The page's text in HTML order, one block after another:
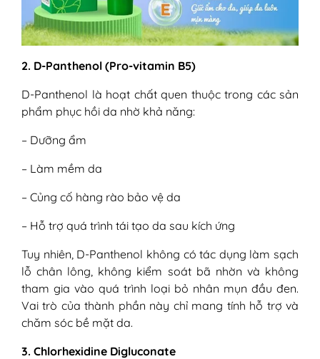
2. D-Panthenol (Pro-vitamin B5)
D-Panthenol là hoạt chất quen thuộc trong các sản
phẩm phục hồi da nhờ khả năng:
– Dưỡng ẩm
– Làm mềm da
– Củng cố hàng rào bảo vệ da
– Hỗ trợ quá trình tái tạo da sau kích ứng
Tuy nhiên, D-Panthenol không có tác dụng làm sạch
lỗ chân lông, không kiểm soát bã nhờn và không
tham gia vào quá trình loại bỏ nhân mụn đầu đen.
Vai trò của thành phần này chỉ mang tính hỗ trợ và
chăm sóc bề mặt da.
3. Chlorhexidine Digluconate